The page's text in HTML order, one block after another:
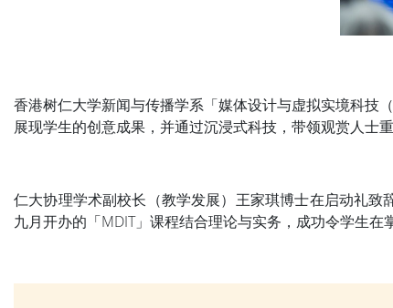
香港树仁大学新闻与传播学系「媒体设计与虚拟实境科技
展现学生的创意成果，并通过沉浸式科技，带领观赏人士
仁大协理学术副校长（教学发展）王家琪博士在启动礼
九月开办的「MDIT」课程结合理论与实务，成功令学生